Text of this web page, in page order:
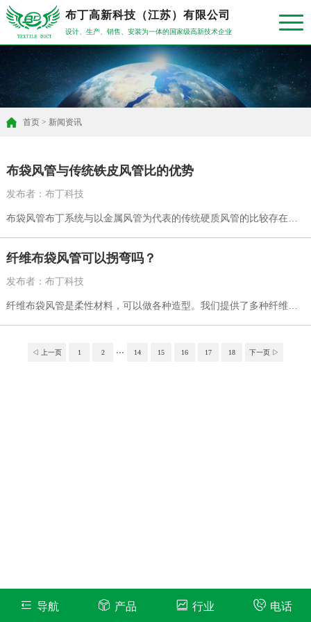
布丁高新科技（江苏）有限公司
设计、生产、销售、安装为一体的国家级高新技术企业
首页> 新闻资讯
布袋风管与传统铁皮风管比的优势
发布者：布丁科技
布袋风管布丁系统与以金属风管为代表的传统硬质风管的比较存在以
下特点。
纤维布袋风管可以拐弯吗？
发布者：布丁科技
纤维布袋风管是柔性材料，可以做各种造型。我们提供了多种纤维材
质制成的部件。所有异径件均有自动选型软件进行参数设计，保证部
◁ 上一页 1 2 ... 14 15 16 17 18 下一页 ▷
导航 产品 行业 电话